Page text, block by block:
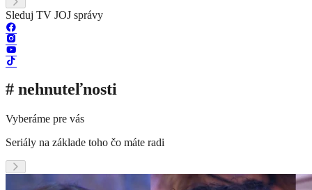
Sleduj TV JOJ správy
# nehnuteľnosti
Vyberáme pre vás
Seriály na základe toho čo máte radi